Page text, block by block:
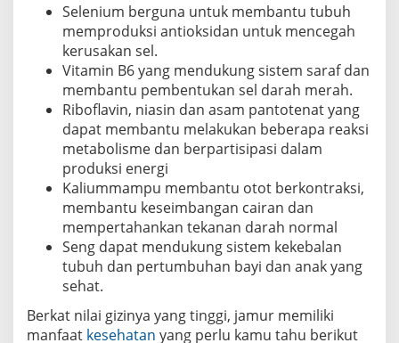
Selenium berguna untuk membantu tubuh
memproduksi antioksidan untuk mencegah
kerusakan sel.
Vitamin B6 yang mendukung sistem saraf dan
membantu pembentukan sel darah merah.
Riboflavin, niasin dan asam pantotenat yang
dapat membantu melakukan beberapa reaksi
metabolisme dan berpartisipasi dalam
produksi energi
Kaliummampu membantu otot berkontraksi,
membantu keseimbangan cairan dan
mempertahankan tekanan darah normal
Seng dapat mendukung sistem kekebalan
tubuh dan pertumbuhan bayi dan anak yang
sehat.
Berkat nilai gizinya yang tinggi, jamur memiliki
manfaat kesehatan yang perlu kamu tahu berikut